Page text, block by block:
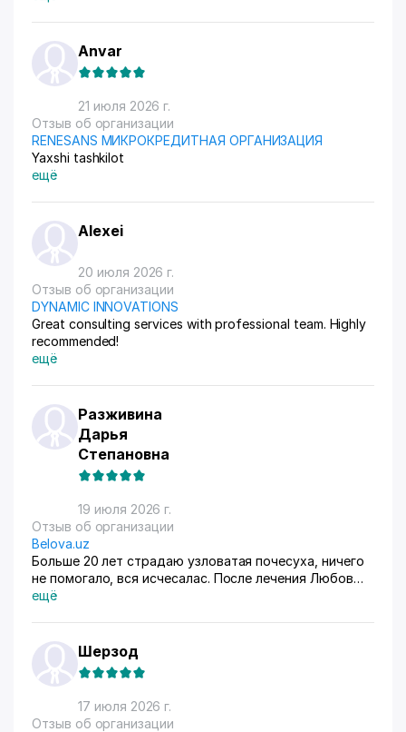
Anvar
21 июля 2026 г.
Отзыв об организации
RENESANS МИКРОКРЕДИТНАЯ ОРГАНИЗАЦИЯ
Yaxshi tashkilot
ещё
Alexei
20 июля 2026 г.
Отзыв об организации
DYNAMIC INNOVATIONS
Great consulting services with professional team. Highly
recommended!
ещё
Разживина
Дарья
Степановна
19 июля 2026 г.
Отзыв об организации
Belova.uz
Больше 20 лет страдаю узловатая почесуха, ничего
не помогало, вся исчесалас. После лечения Любов
Владимировны 90% болячек ушло, сейчас
ещё
Шерзод
17 июля 2026 г.
Отзыв об организации